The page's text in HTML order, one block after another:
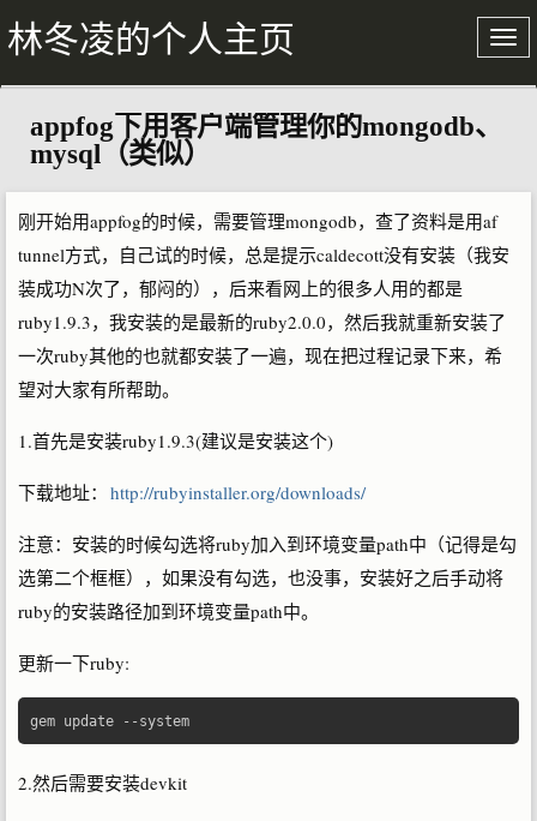
林冬凌的个人主页
关于我
文章存档
appfog下用客户端管理你的mongodb、
mysql（类似）
刚开始用appfog的时候，需要管理mongodb，查了资料是用af
tunnel方式，自己试的时候，总是提示caldecott没有安装（我安
装成功N次了，郁闷的），后来看网上的很多人用的都是
ruby1.9.3，我安装的是最新的ruby2.0.0，然后我就重新安装了
一次ruby其他的也就都安装了一遍，现在把过程记录下来，希
望对大家有所帮助。
1.首先是安装ruby1.9.3(建议是安装这个)
下载地址： http://rubyinstaller.org/downloads/
注意：安装的时候勾选将ruby加入到环境变量path中（记得是勾
选第二个框框），如果没有勾选，也没事，安装好之后手动将
ruby的安装路径加到环境变量path中。
更新一下ruby:
gem update -- system
2.然后需要安装devkit